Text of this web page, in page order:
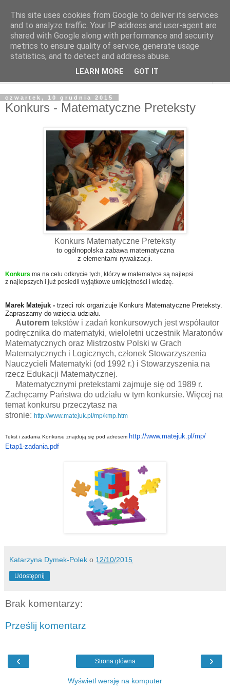
czwartek, 10 grudnia 2015
Konkurs - Matematyczne Preteksty
Konkurs Matematyczne Preteksty
to ogólnopolska zabawa matematyczna
z elementami rywalizacji.
Konkurs ma na celu odkrycie tych, którzy w matematyce są najlepsi
z najlepszych i już posiedli wyjątkowe umiejętności i wiedzę.
Marek Matejuk - trzeci rok organizuje Konkurs Matematyczne Preteksty.​
Zapraszamy do wzięcia udziału.
Autorem tekstów i zadań konkursowych jest współautor
podręcznika do matematyki, wieloletni uczestnik Maratonów
Matematycznych oraz Mistrzostw Polski w Grach
Matematycznych i Logicznych, członek Stowarzyszenia
Nauczycieli Matematyki (od 1992 r.) i Stowarzyszenia na
rzecz Edukacji Matematycznej.
Matematycznymi pretekstami zajmuje się od 1989 r.
Zachęcamy Państwa do udziału w tym konkursie. Więcej na
temat konkursu przeczytasz na
stronie: http://www.matejuk.pl/mp/kmp.htm
Tekst i zadania Konkursu znajdują się pod adresem http://www.matejuk.pl/mp/
Etap1-zadania.pdf
Katarzyna Dymek-Polek o 12/10/2015
Udostępnij
Brak komentarzy:
Prześlij komentarz
‹ ›
Strona główna
Wyświetl wersję na komputer
This site uses cookies from Google to deliver its services
and to analyze traffic. Your IP address and user-agent are
shared with Google along with performance and security
metrics to ensure quality of service, generate usage
statistics, and to detect and address abuse.
LEARN MORE GOT IT